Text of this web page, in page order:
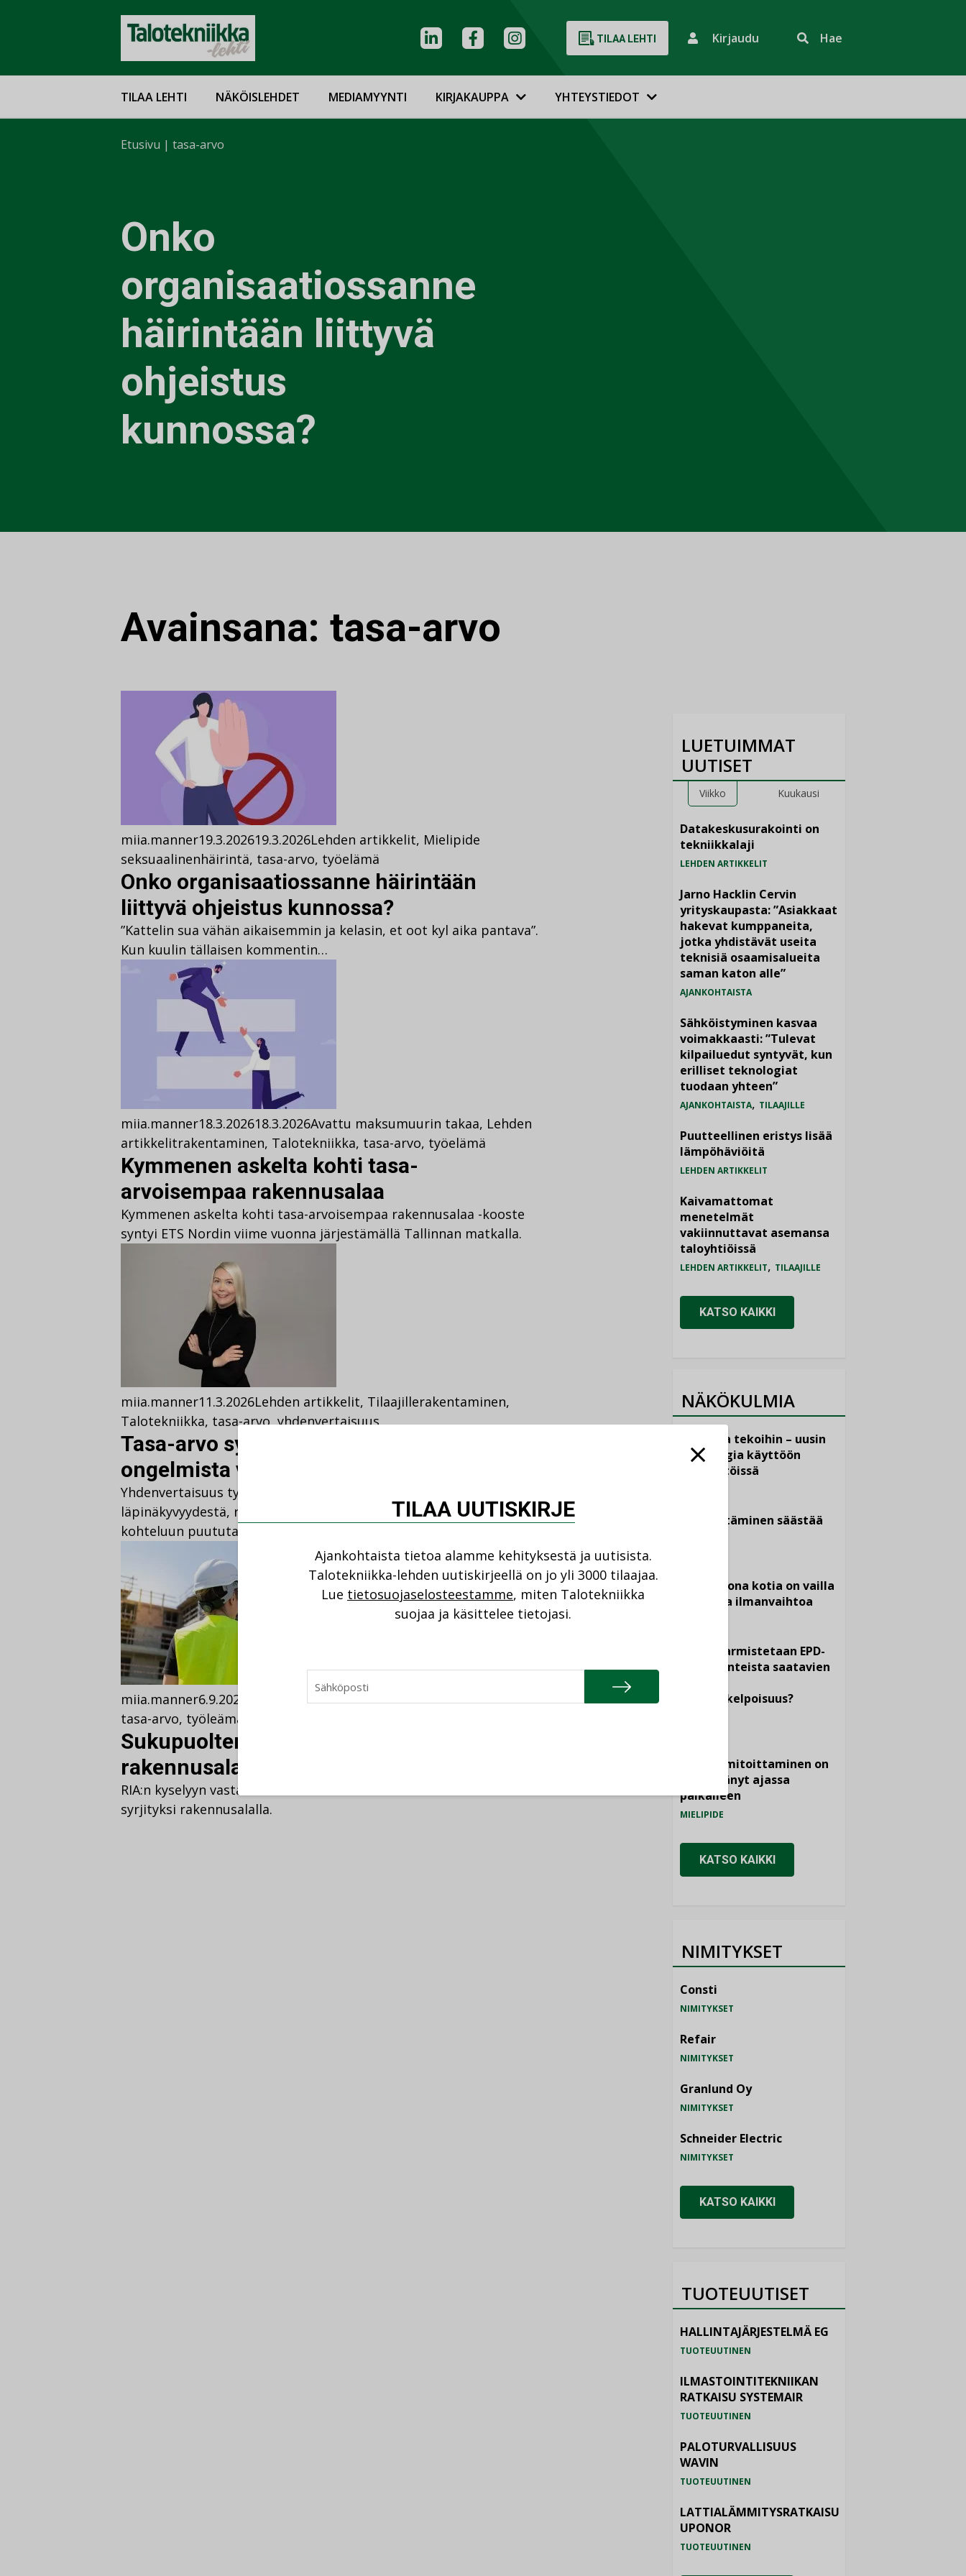
TILAA LEHTI Kirjaudu Hae
TILAA LEHTI NÄKÖISLEHDET MEDIAMYYNTI KIRJAKAUPPA YHTEYSTIEDOT
Etusivu | tasa-arvo
Onko
organisaatiossanne
häirintään liittyvä
ohjeistus
kunnossa?
Avainsana: tasa-arvo
miia.manner19.3.202619.3.2026Lehden artikkelit, Mielipide
seksuaalinenhäirintä, tasa-arvo, työelämä
Onko organisaatiossanne häirintään
liittyvä ohjeistus kunnossa?
”Kattelin sua vähän aikaisemmin ja kelasin, et oot kyl aika pantava”.
Kun kuulin tällaisen kommentin…
miia.manner18.3.202618.3.2026Avattu maksumuurin takaa, Lehden
artikkelitrakentaminen, Talotekniikka, tasa-arvo, työelämä
Kymmenen askelta kohti tasa-
arvoisempaa rakennusalaa
Kymmenen askelta kohti tasa-arvoisempaa rakennusalaa -kooste
syntyi ETS Nordin viime vuonna järjestämällä Tallinnan matkalla.
miia.manner11.3.2026Lehden artikkelit, Tilaajillerakentaminen,
Talotekniikka, tasa-arvo,yhdenvertaisuus
Tasa-arvo syntyy teoista – ”Jos
ongelmista vaietaan, mikään ei muutu”
Yhdenvertaisuus työelämässä syntyy arjen teoista: palkkauksen
läpinäkyvyydestä, reiluista urapoluista ja siitä, että epäasialliseen
kohteluun puututaan.
miia.manner6.9.2024 Ajankohtaistarakentaminen,Talotekniikka,
tasa-arvo, työleämä
Sukupuolten epätasa-arvo ja syrjintä
rakennusalalla paljastuu selvin luvuin
RIA:n kyselyyn vastanneista enemmistö on kokenut tulleensa
syrjityksi rakennusalalla.
LUETUIMMAT
UUTISET
Viikko Kuukausi
Datakeskusurakointi on
tekniikkalaji
LEHDEN ARTIKKELIT
Jarno Hacklin Cervin
yrityskaupasta: ”Asiakkaat
hakevat kumppaneita,
jotka yhdistävät useita
teknisiä osaamisalueita
saman katon alle”
AJANKOHTAISTA
Sähköistyminen kasvaa
voimakkaasti: ”Tulevat
kilpailuedut syntyvät, kun
erilliset teknologiat
tuodaan yhteen”
AJANKOHTAISTA, TILAAJILLE
Puutteellinen eristys lisää
lämpöhäviöitä
LEHDEN ARTIKKELIT
Kaivamattomat
menetelmät
vakiinnuttavat asemansa
taloyhtiöissä
LEHDEN ARTIKKELIT, TILAAJILLE
KATSO KAIKKI
NÄKÖKULMIA
Puheista tekoihin – uusin
teknologia käyttöön
kiinteistöissä
Sähköistäminen säästää
Yli miljoona kotia on vailla
toimivaa ilmanvaihtoa
Miten varmistetaan EPD-
dokumenteista saatavien
vertailukelpoisuus?
viemärimitoittaminen on
jämähtänyt ajassa
paikalleen
MIELIPIDE
KATSO KAIKKI
NIMITYKSET
Consti
NIMITYKSET
Refair
NIMITYKSET
Granlund Oy
NIMITYKSET
Schneider Electric
NIMITYKSET
KATSO KAIKKI
TUOTEUUTISET
HALLINTAJÄRJESTELMÄ EG
TUOTEUUTINEN
ILMASTOINTITEKNIIKAN
RATKAISU SYSTEMAIR
TUOTEUUTINEN
PALOTURVALLISUUS
WAVIN
TUOTEUUTINEN
LATTIALÄMMITYSRATKAISU
UPONOR
TUOTEUUTINEN
TILAA UUTISKIRJE
Ajankohtaista tietoa alamme kehityksestä ja uutisista.
Talotekniikka-lehden uutiskirjeellä on jo yli 3000 tilaajaa.
Lue tietosuojaselosteestamme, miten Talotekniikka
suojaa ja käsittelee tietojasi.